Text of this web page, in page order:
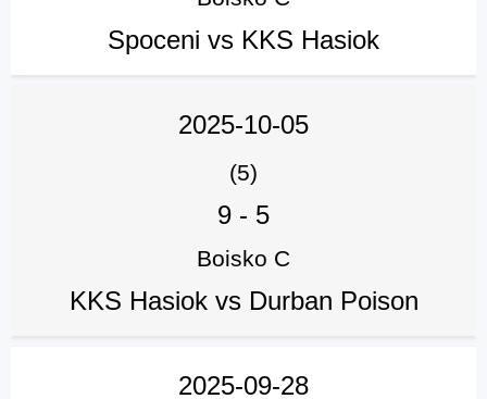
Spoceni vs KKS Hasiok
2025-10-05
(5)
9 - 5
Boisko C
KKS Hasiok vs Durban Poison
2025-09-28